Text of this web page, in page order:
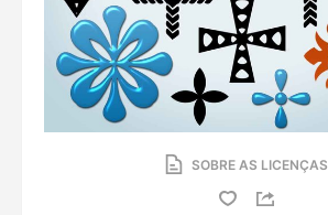
SOBRE AS LICENÇAS